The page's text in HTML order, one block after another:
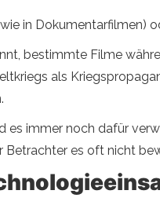
in Dokumentarfilmen)
bestimmte Filme
als
es immer noch dafür
Betrachter es oft nicht